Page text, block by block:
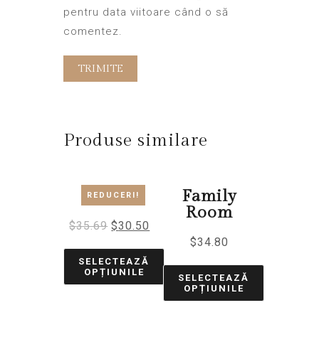
pentru data viitoare când o să
comentez.
Produse similare
REDUCERI!
Chalet
$35.69 $30.50
SELECTEAZĂ
OPȚIUNILE
Family
Room
$34.80
SELECTEAZĂ
OPȚIUNILE